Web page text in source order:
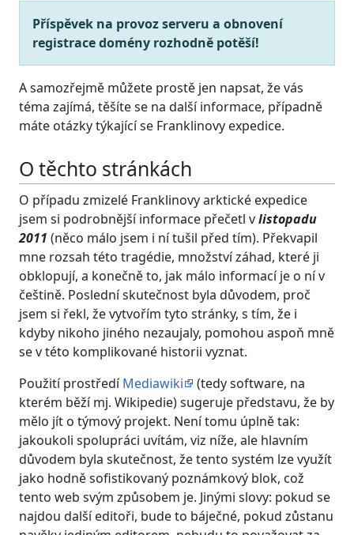
Příspěvek na provoz serveru a obnovení
registrace domény rozhodně potěší!
A samozřejmě můžete prostě jen napsat, že vás
téma zajímá, těšíte se na další informace, případně
máte otázky týkající se Franklinovy expedice.
O těchto stránkách
O případu zmizelé Franklinovy arktické expedice
jsem si podrobnější informace přečetl vlistopadu
2011 (něco málo jsem i ní tušil před tím). Překvapil
mne rozsah této tragédie, množství záhad, které ji
obklopují, a konečně to, jak málo informací je o ní v
češtině. Poslední skutečnost byla důvodem, proč
jsem si řekl, že vytvořím tyto stránky, s tím, že i
kdyby nikoho jiného nezaujaly, pomohou aspoň mně
se v této komplikované historii vyznat.
Použití prostředíMediawiki
(tedy software, na
kterém běží mj. Wikipedie) sugeruje představu, že by
mělo jít o týmový projekt. Není tomu úplně tak:
jakoukoli spolupráci uvítám, viz níže, ale hlavním
důvodem byla skutečnost, že tento systém lze využít
jako hodně sofistikovaný poznámkový blok, což
tento web svým způsobem je. Jinými slovy: pokud se
najdou další editoři, bude to báječné, pokud zůstanu